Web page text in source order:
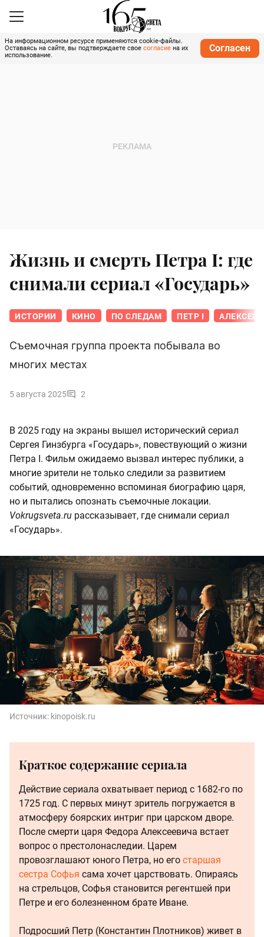
На информационном ресурсе применяются cookie-файлы.
Оставаясь на сайте, вы подтверждаете свое согласие на их
использование.
Согласен
Жизнь и смерть Петра I: где
снимали сериал «Государь»
ИСТОРИИ КИНО ПО СЛЕДАМ ПЕТР I АЛЕКСЕЙ
Съемочная группа проекта побывала во
многих местах
5 августа 2025 2
В 2025 году на экраны вышел исторический сериал
Сергея Гинзбурга «Государь», повествующий о жизни
Петра I. Фильм ожидаемо вызвал интерес публики, а
многие зрители не только следили за развитием
событий, одновременно вспоминая биографию царя,
но и пытались опознать съемочные локации.
Vokrugsveta.ru рассказывает, где снимали сериал
«Государь».
Источник: kinopoisk.ru
Краткое содержание сериала
Действие сериала охватывает период с 1682-го по
1725 год. С первых минут зритель погружается в
атмосферу боярских интриг при царском дворе.
После смерти царя Федора Алексеевича встает
вопрос о престолонаследии. Царем
провозглашают юного Петра, но его старшая
сестра Софья сама хочет царствовать. Опираясь
на стрельцов, Софья становится регентшей при
Петре и его болезненном брате Иване.
Подросший Петр (Константин Плотников) живет в